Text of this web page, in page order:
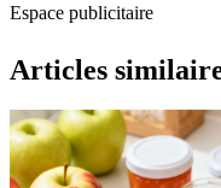
Espace publicitaire
Articles